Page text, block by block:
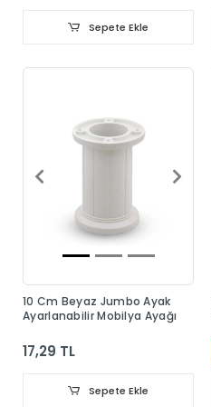
Sepete Ekle
10 Cm Beyaz Jumbo Ayak
Ayarlanabilir Mobilya Ayağı
17,29 TL
Sepete Ekle